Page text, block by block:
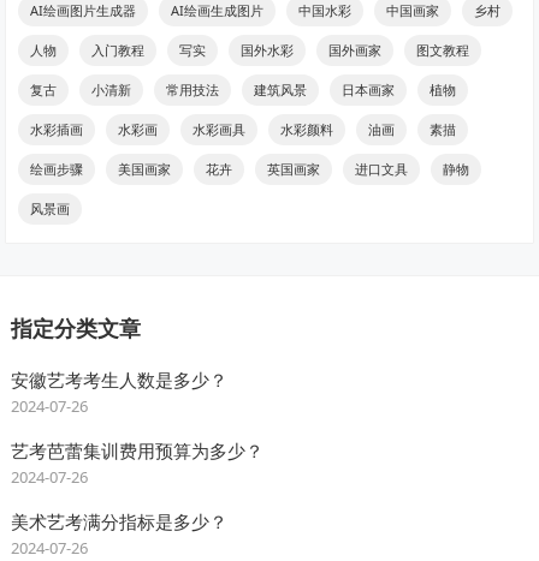
AI绘画图片生成器 AI绘画生成图片 中国水彩 中国画家 乡村
人物 入门教程 写实 国外水彩 国外画家 图文教程
复古 小清新 常用技法 建筑风景 日本画家 植物
水彩插画 水彩画 水彩画具 水彩颜料 油画 素描
绘画步骤 美国画家 花卉 英国画家 进口文具 静物
风景画
指定分类文章
安徽艺考考生人数是多少？
2024-07-26
艺考芭蕾集训费用预算为多少？
2024-07-26
美术艺考满分指标是多少？
2024-07-26